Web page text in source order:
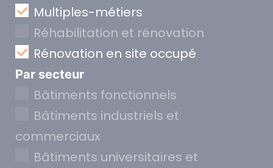
Multiples-métiers
Réhabilitation et rénovation
Rénovation en site occupé
Par secteur
Bâtiments fonctionnels
Bâtiments industriels et
commerciaux
Bâtiments universitaires et